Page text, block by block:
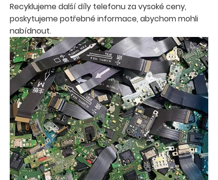
Recyklujeme další díly telefonu za vysoké ceny,
poskytujeme potřebné informace, abychom mohli
nabídnout.